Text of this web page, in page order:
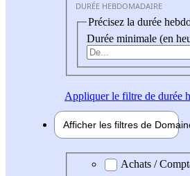
DURÉE HEBDOMADAIRE
Précisez la durée
Durée minimale (en
Appliquerle filtre de durée
Afficher les filtres de
Domaine professionel
Achats /